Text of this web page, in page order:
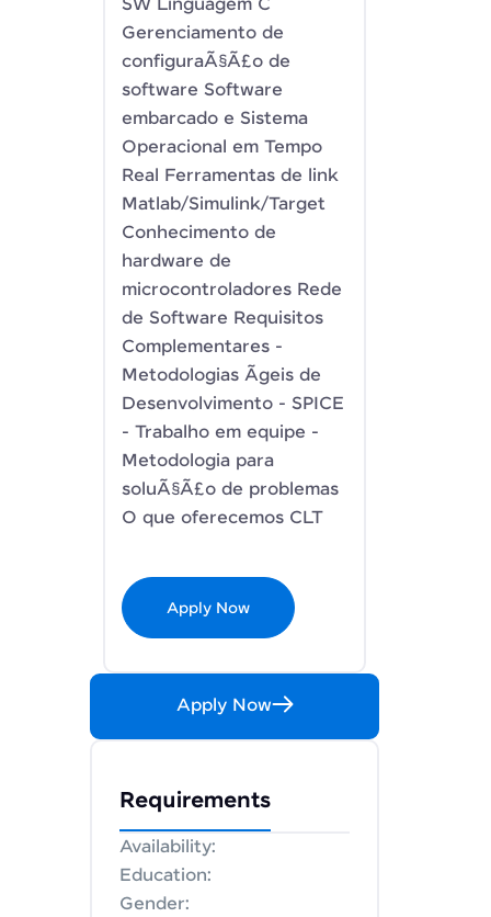
SW Linguagem C
Gerenciamento de
configuraÃ§Ã£o de
software Software
embarcado e Sistema
Operacional em Tempo
Real Ferramentas de link
Matlab/Simulink/Target
Conhecimento de
hardware de
microcontroladores Rede
de Software Requisitos
Complementares -
Metodologias Ãgeis de
Desenvolvimento - SPICE
- Trabalho em equipe -
Metodologia para
soluÃ§Ã£o de problemas
O que oferecemos CLT
Apply Now
Apply Now
Requirements
Availability:
Education:
Gender: